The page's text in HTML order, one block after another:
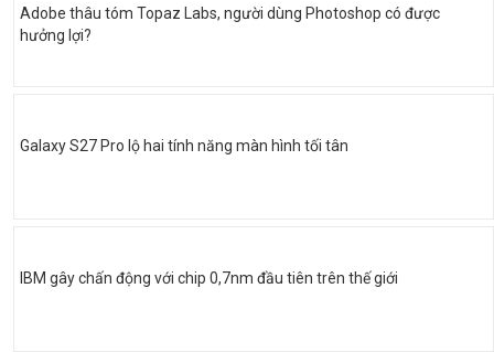
Adobe thâu tóm Topaz Labs, người dùng Photoshop có được
hưởng lợi?
Galaxy S27 Pro lộ hai tính năng màn hình tối tân
IBM gây chấn động với chip 0,7nm đầu tiên trên thế giới